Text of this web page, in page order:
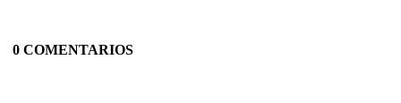
0 COMENTARIOS